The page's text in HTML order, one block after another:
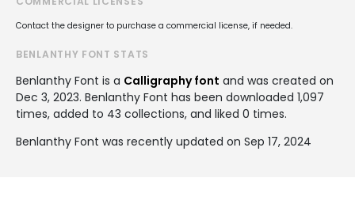
Contact the designer to purchase a commercial license, if needed.
BENLANTHY FONT STATS
Benlanthy Font is a Calligraphy font and was created on
Dec 3, 2023. Benlanthy Font has been downloaded 1,097
times, added to 43 collections, and liked 0 times.
Benlanthy Font was recently updated on Sep 17, 2024